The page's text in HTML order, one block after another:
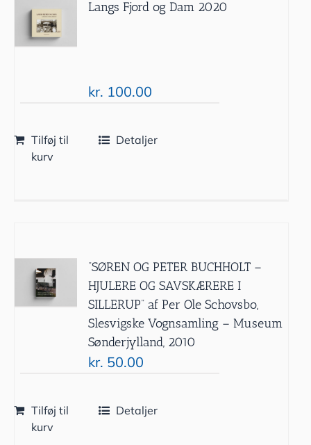
Langs Fjord og Dam 2020
kr. 100.00
Tilføj til
kurv
Detaljer
”SØREN OG PETER BUCHHOLT –
HJULERE OG SAVSKÆRERE I
SILLERUP” af Per Ole Schovsbo,
Slesvigske Vognsamling – Museum
Sønderjylland, 2010
kr. 50.00
Tilføj til
kurv
Detaljer